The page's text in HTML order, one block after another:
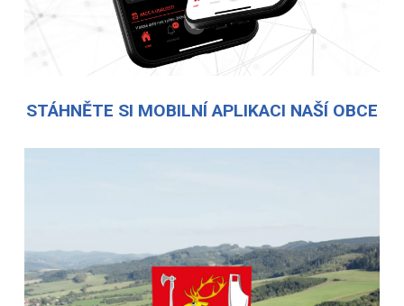
STÁHNĚTE SI MOBILNÍ APLIKACI NAŠÍ OBCE